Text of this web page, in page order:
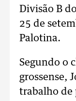
Divisão B
25 de
Palotina.
Segundo o
grossense,
trabalho de